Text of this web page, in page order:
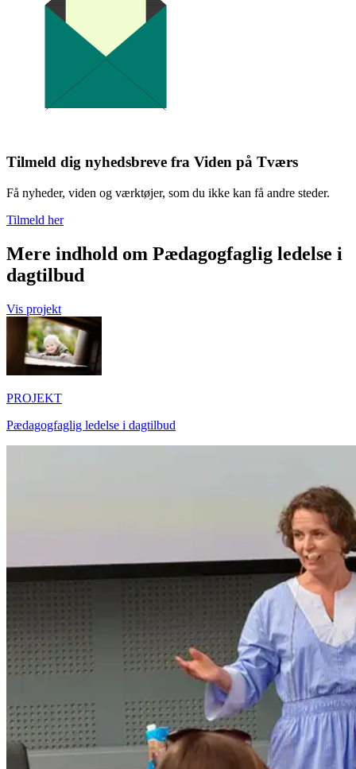
Tilmeld dig nyhedsbreve fra Viden på Tværs
Få nyheder, viden og værktøjer, som du ikke kan få andre steder.
Tilmeld her
Mere indhold om Pædagogfaglig ledelse i
dagtilbud
Vis projekt
PROJEKT
Pædagogfaglig ledelse i dagtilbud